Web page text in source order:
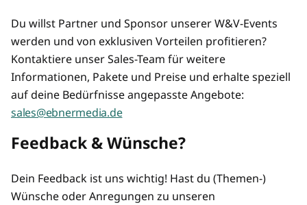
Du willst Partner und Sponsor unserer W&V-Events
werden und von exklusiven Vorteilen profitieren?
Kontaktiere unser Sales-Team für weitere
Informationen, Pakete und Preise und erhalte speziell
auf deine Bedürfnisse angepasste Angebote:
sales@ebnermedia.de
Feedback & Wünsche?
Dein Feedback ist uns wichtig! Hast du (Themen-)
Wünsche oder Anregungen zu unseren